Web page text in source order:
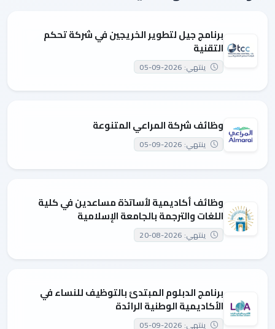
برنامج جيل لتطوير الخريجين في شركة تحكم
التقنية
ينتهي: 2026-09-05
وظائف شركة المراعي المتنوعة
ينتهي: 2026-09-05
وظائف أكاديمية لأساتذة مساعدين في كلية
اللغات والترجمة بالجامعة الإسلامية
ينتهي: 2026-08-20
برنامج الدبلوم المبتدئ بالتوظيف للنساء في
الأكاديمية الوطنية الرائدة
ينتهي: 2026-09-05